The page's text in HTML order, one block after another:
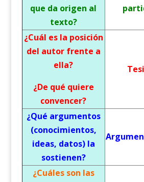
que da origen al
texto?
¿Cuál es la posición
del autor frente a
ella?
¿De qué quiere
convencer?
¿Qué argumentos
(conocimientos,
ideas, datos) la
sostienen?
¿Cuáles son las